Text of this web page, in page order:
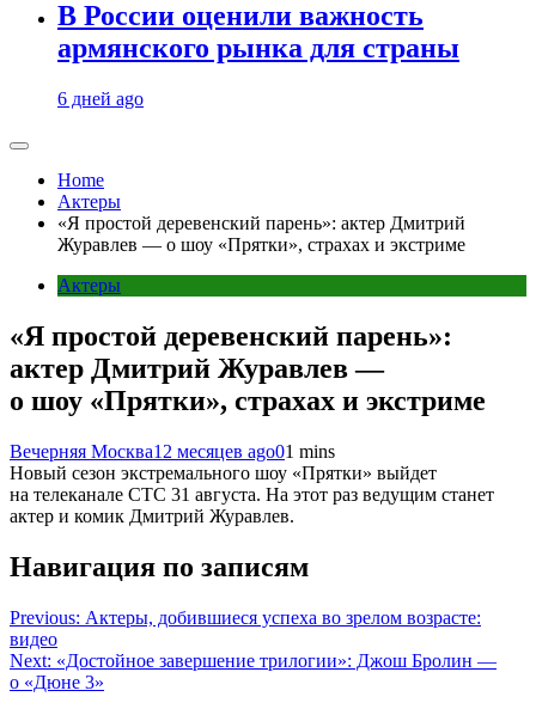
В России оценили важность
армянского рынка для страны
6 дней ago
Home
Актеры
«Я простой деревенский парень»: актер Дмитрий
Журавлев — о шоу «Прятки», страхах и экстриме
Актеры
«Я простой деревенский парень»:
актер Дмитрий Журавлев —
о шоу «Прятки», страхах и экстриме
Вечерняя Москва12 месяцев ago01 mins
Новый сезон экстремального шоу «Прятки» выйдет
на телеканале СТС 31 августа. На этот раз ведущим станет
актер и комик Дмитрий Журавлев.
Навигация по записям
Previous: Актеры, добившиеся успеха во зрелом возрасте:
видео
Next: «Достойное завершение трилогии»: Джош Бролин —
о «Дюне 3»